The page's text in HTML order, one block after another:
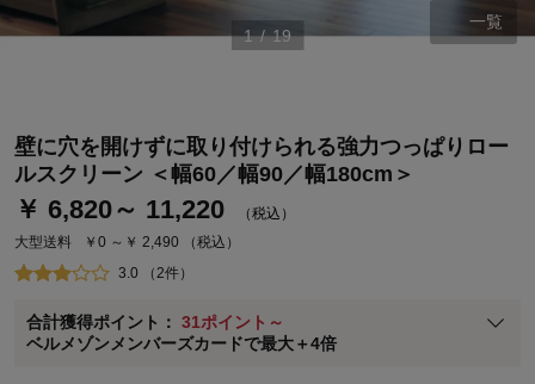
1 / 19
一覧
壁に穴を開けずに取り付けられる強力つっぱりロー
ルスクリーン ＜幅60／幅90／幅180cm＞
￥ 6,820～ 11,220
（税込）
大型送料
￥0 ～￥ 2,490
（税込）
3.0 （2件）
合計獲得ポイント： 31ポイント～
ベルメゾンメンバーズカードで最大＋4倍
ベルメゾンご優待サービスについて
ベルメゾン・ポイントについて
即時入会なら更に500円OFFクーポンプレゼント
※メンバーズカードの加算ポイントはステージ倍率適用前の基本ポイント
に対して適用されます。